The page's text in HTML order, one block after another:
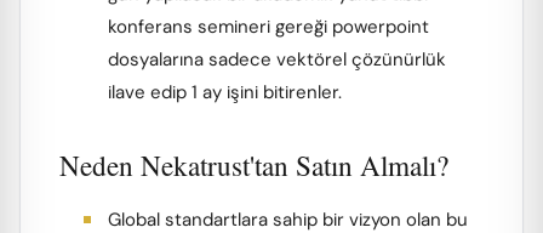
konferans semineri gereği powerpoint
dosyalarına sadece vektörel çözünürlük
ilave edip 1 ay işini bitirenler.
Neden Nekatrust'tan Satın Almalı?
Global standartlara sahip bir vizyon olan bu